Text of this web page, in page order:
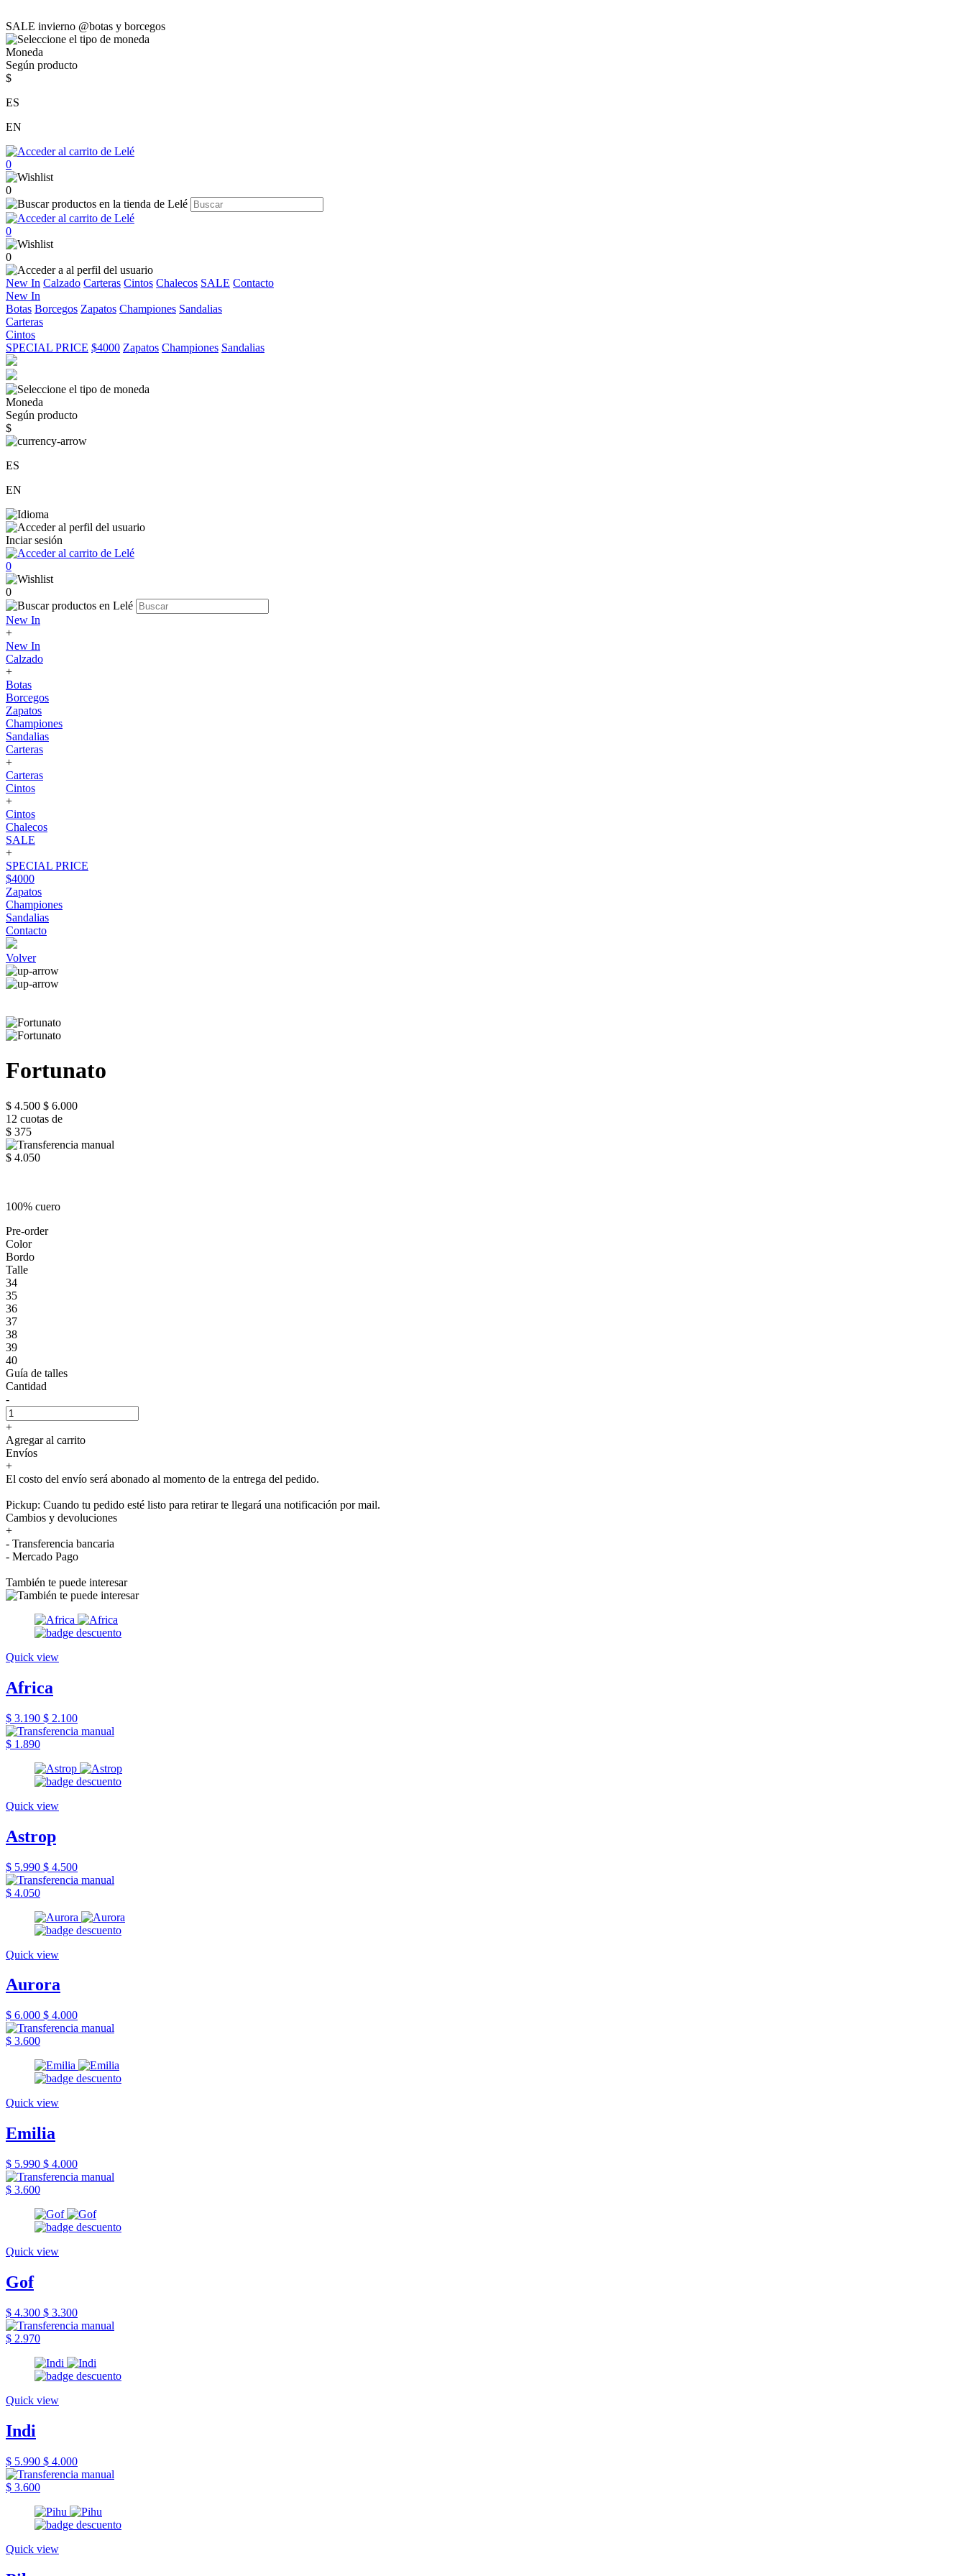
SALE invierno @botas y borcegos
Moneda
Según producto
$
ES
EN
0
0
0
0
New In Calzado Carteras Cintos Chalecos SALE Contacto
New In
Botas Borcegos Zapatos Championes Sandalias
Carteras
Cintos
SPECIAL PRICE $4000 Zapatos Championes Sandalias
Moneda
Según producto
$
ES
EN
Inciar sesión
0
0
New In
+
New In
Calzado
+
Botas
Borcegos
Zapatos
Championes
Sandalias
Carteras
+
Carteras
Cintos
+
Cintos
Chalecos
SALE
+
SPECIAL PRICE
$4000
Zapatos
Championes
Sandalias
Contacto
Volver
Fortunato
$ 4.500 $ 6.000
12 cuotas de
$ 375
$ 4.050
100% cuero
Pre-order
Color
Bordo
Talle
34
35
36
37
38
39
40
Guía de talles
Cantidad
-
+
Agregar al carrito
Envíos
+
El costo del envío será abonado al momento de la entrega del pedido.
Pickup: Cuando tu pedido esté listo para retirar te llegará una notificación por mail.
Cambios y devoluciones
+
- Transferencia bancaria
- Mercado Pago
También te puede interesar
Quick view
Africa
$ 3.190 $ 2.100
$ 1.890
Quick view
Astrop
$ 5.990 $ 4.500
$ 4.050
Quick view
Aurora
$ 6.000 $ 4.000
$ 3.600
Quick view
Emilia
$ 5.990 $ 4.000
$ 3.600
Quick view
Gof
$ 4.300 $ 3.300
$ 2.970
Quick view
Indi
$ 5.990 $ 4.000
$ 3.600
Quick view